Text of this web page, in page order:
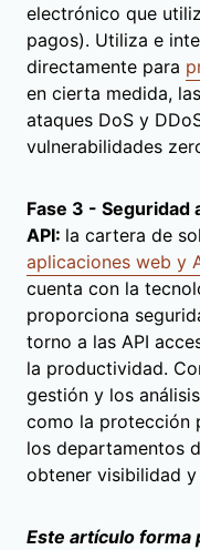
electrónico que
pagos). Utiliza e
directamente para
en cierta medida,
ataques DoS y
vulnerabilidades
Fase 3 - Seguridad
API: la cartera de
aplicaciones web y
cuenta con la
proporciona
torno a las API
la productividad.
gestión y los
como la protección
los departamentos
obtener visibilidad
Este artículo forma